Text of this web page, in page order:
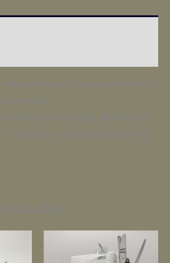
bestemd voor decoratieve doeleinde
voedsel.
handwas (voorzichtig) afgewassen
magnetron- en vaatwasbestendig.